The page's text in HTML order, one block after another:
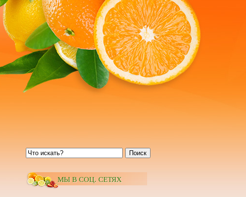
Поиск
МЫ В СОЦ. СЕТЯХ